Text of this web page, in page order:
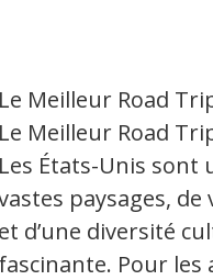
Le Meilleur Road
Le Meilleur Road
Les États-Unis sont
paysages,
et d’une diversité
fascinante. Pour les